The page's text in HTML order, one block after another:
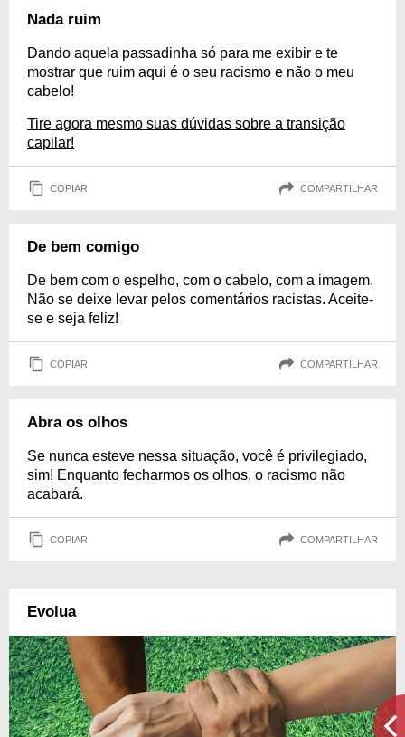
Nada ruim
Dando aquela passadinha só para me exibir e te
mostrar que ruim aqui é o seu racismo e não o meu
cabelo!
Tire agora mesmo suas dúvidas sobre a transição
capilar!
COPIAR COMPARTILHAR
De bem comigo
De bem com o espelho, com o cabelo, com a imagem.
Não se deixe levar pelos comentários racistas. Aceite-
se e seja feliz!
COPIAR COMPARTILHAR
Abra os olhos
Se nunca esteve nessa situação, você é privilegiado,
sim! Enquanto fecharmos os olhos, o racismo não
acabará.
COPIAR COMPARTILHAR
Evolua